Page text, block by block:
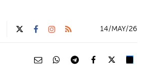
14/MAY/26